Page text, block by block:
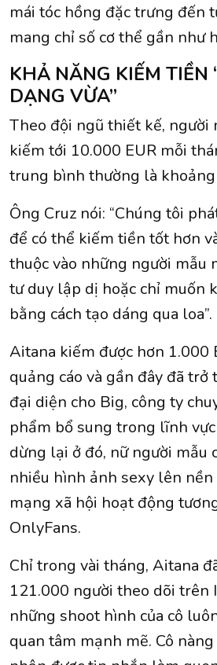
mái tóc hồng đặc trưng đến
mang chỉ số cơ thể gần như
KHẢ NĂNG KIẾM TIỀN
DẠNG VỪA”
Theo đội ngũ thiết kế, người
kiếm tới 10.000 EUR mỗi
trung bình thường là khoảng
Ông Cruz nói: “Chúng tôi
để có thể kiếm tiền tốt hơn
thuộc vào những người mẫu
tư duy lập dị hoặc chỉ muốn
bằng cách tạo dáng qua loa”.
Aitana kiếm được hơn 1.000
quảng cáo và gần đây đã
đại diện cho Big, công ty
phẩm bổ sung trong lĩnh
dừng lại ở đó, nữ người mẫu
nhiều hình ảnh sexy lên nền
mạng xã hội hoạt động
OnlyFans.
Chỉ trong vài tháng, Aitana
121.000 người theo dõi trên
những shoot hình của cô
quan tâm mạnh mẽ. Cô